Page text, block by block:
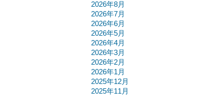
2026年8月
2026年7月
2026年6月
2026年5月
2026年4月
2026年3月
2026年2月
2026年1月
2025年12月
2025年11月